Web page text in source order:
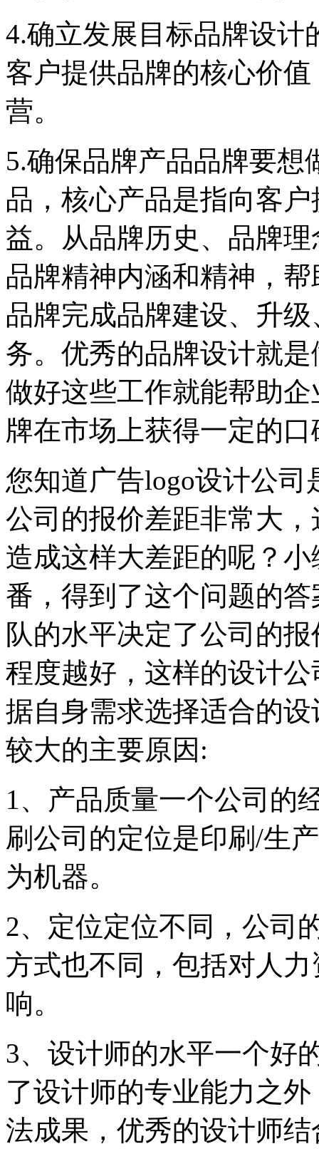
4.确立发展目标品牌设计
客户提供品牌的核心价
营。
5.确保品牌产品品牌要
品，核心产品是指向客
益。从品牌历史、品牌
品牌精神内涵和精神，
品牌完成品牌建设、升
务。优秀的品牌设计就
做好这些工作就能帮助
牌在市场上获得一定的口
您知道广告logo设计公
公司的报价差距非常大
造成这样大差距的呢？
番，得到了这个问题的
队的水平决定了公司的
程度越好，这样的设计
据自身需求选择适合的
较大的主要原因:
1、产品质量一个公司的
刷公司的定位是印刷/生
为机器。
2、定位定位不同，公司
方式也不同，包括对人
响。
3、设计师的水平一个好
了设计师的专业能力之
法成果，优秀的设计师